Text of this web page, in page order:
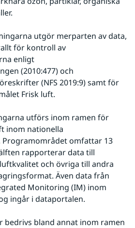
utgör merparten av data,
för kontroll av
enligt
(2010:477) och
(NFS 2019:9) samt för
Frisk luft.
utförs inom ramen för
inom nationella
Programområdet omfattar 13
rapporterar data till
och övriga till andra
Även data från
Monitoring (IM) inom
ingår i dataportalen.
bedrivs bland annat inom ramen